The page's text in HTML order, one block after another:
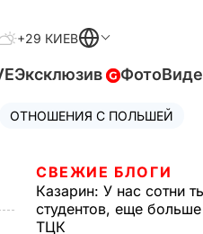
+29 КИЕВ
Эксклюзив Фото
ОТНОШЕНИЯ С ПОЛЬШЕЙ
СВЕЖИЕ БЛОГИ
Казарин: У нас сотни
студентов, еще больше
ТЦК